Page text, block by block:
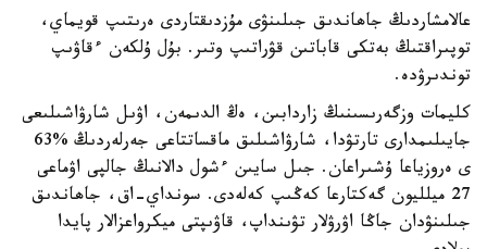
عالامشاردىڭ جاھاندىق جىلىنۋى مۇزدىقتاردى ەرىتىپ قويماي،
توپىراقتىڭ بەتكى قاباتىن قۋراتىپ وتىر. بۇل ۇلكەن ءقاۋىپ
توندىرۋدە.
كليمات وزگەرىسىنىڭ زاردابىن، ەڭ الدىمەن، اۋىل شارۋاشىلىعى
جايىلىمدارى تارتۋدا، شارۋاشىلىق ماقساتتاعى جەرلەردىڭ %63
ى ەروزياعا ۇشىراعان. جىل سايىن ءشول دالانىڭ جالپى اۋماعى
27 ميلليون گەكتارعا كەڭىپ كەلەدى. سونداي-اق، جاھاندىق
جىلىنۋدان جاڭا اۋرۋلار تۋىنداپ، قاۋىپتى ميكرواعزالار پايدا